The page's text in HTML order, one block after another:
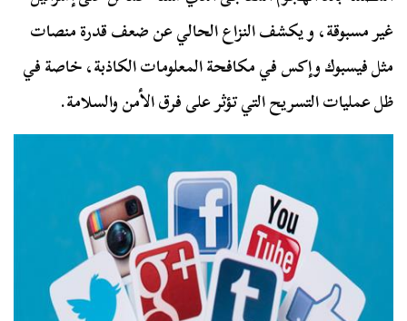
غير مسبوقة، و يكشف النزاع الحالي عن ضعف قدرة منصات
مثل فيسبوك وإكس في مكافحة المعلومات الكاذبة، خاصة في
ظل عمليات التسريح التي تؤثر على فرق الأمن والسلامة.